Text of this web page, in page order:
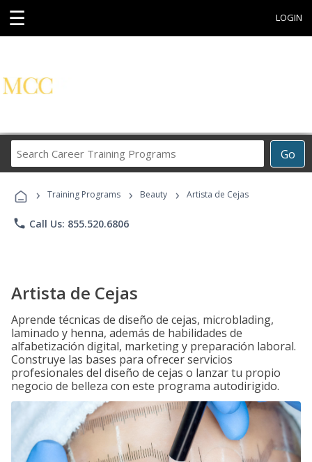
☰ LOGIN
Go
Career
Programs
› Training Programs › Beauty › Artista de Cejas
phone Call Us: 855.520.6806
Artista de Cejas
Aprende técnicas de diseño de cejas, microblading,
laminado y henna, además de habilidades de
alfabetización digital, marketing y preparación laboral.
Construye las bases para ofrecer servicios
profesionales del diseño de cejas o lanzar tu propio
negocio de belleza con este programa autodirigido.